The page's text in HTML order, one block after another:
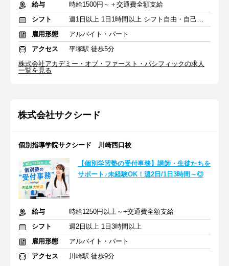
給与
時給1500円～＋交通費全額支給
シフト
週1日以上 1日1時間以上 シフト自由・自己申告
雇用形態
アルバイト・パート
アクセス
平塚駅 徒歩5分
株式会社アカデミー・オブ・ファースト・パシフィックの求人
一覧を見る
株式会社サクシード
個別指導学院サクシード 川崎西口校
【個別学習塾の受付事務】講師・生徒たちを
サポート♪未経験OK！週2日/1日3時間～◎
給与
時給1250円以上～+交通費全額支給
シフト
週2日以上 1日3時間以上
雇用形態
アルバイト・パート
アクセス
川崎駅 徒歩9分